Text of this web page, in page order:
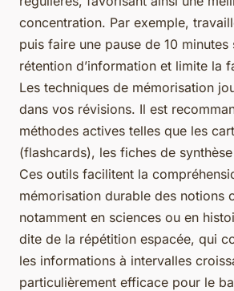
concentration. Par exemple,
puis faire une pause de 10 minutes
rétention d’information et limite la
Les techniques de mémorisation
dans vos révisions. Il est
méthodes actives telles que les
(flashcards), les fiches de
Ces outils facilitent la
mémorisation durable des notions
notamment en sciences ou en
dite de la répétition espacée, qui
les informations à intervalles
particulièrement efficace pour le